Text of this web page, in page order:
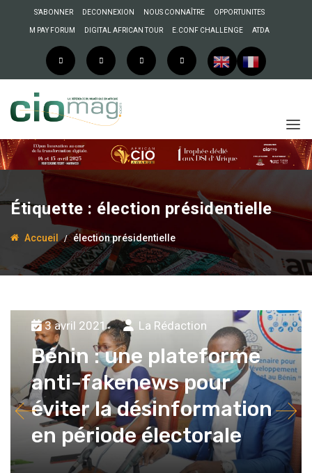
S’ABONNER DECONNEXION NOUS CONNAÎTRE OPPORTUNITES
M PAY FORUM DIGITAL AFRICAN TOUR E.CONF CHALLENGE ATDA
Étiquette : élection présidentielle
Accueil élection présidentielle
3 avril 2021 La Rédaction
Bénin : une plateforme
anti-fakenews pour
éviter la désinformation
en période électorale